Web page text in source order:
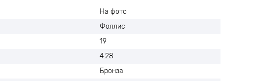
На фото
Фоллис
19
4.28
Бронза